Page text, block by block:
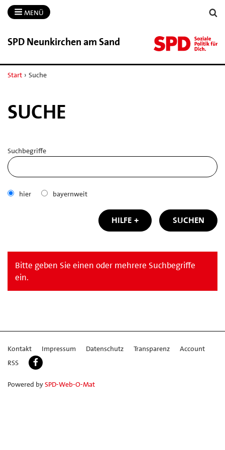
MENÜ
SPD Neunkirchen am Sand
Start › Suche
SUCHE
Suchbegriffe
hier bayernweit
HILFE SUCHEN
Bitte geben Sie einen oder mehrere Suchbegriffe
ein.
Kontakt Impressum Datenschutz Transparenz
Account
RSS
Powered bySPD-Web-O-Mat